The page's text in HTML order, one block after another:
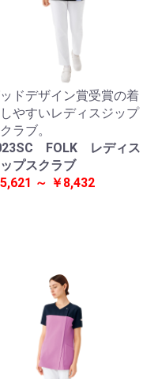
ドデザイン賞受賞の着
やすいレディスジップ
ラブ。
FOLK レディス
プスクラブ
～ ￥8,432